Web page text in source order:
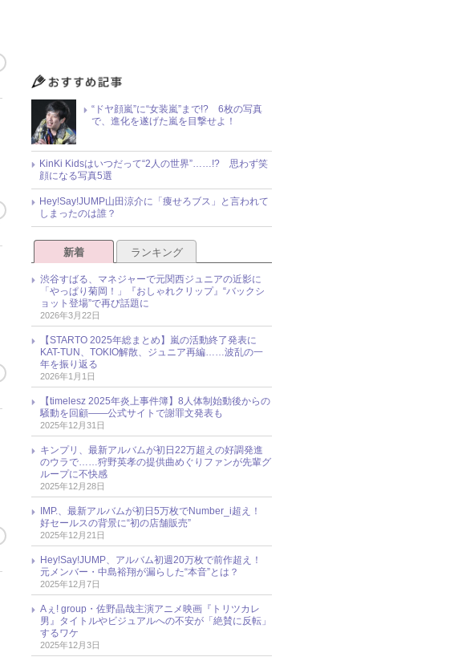
“ドヤ顔嵐”に“女装嵐”まで!? 6枚の写真
で、進化を遂げた嵐を目撃せよ！
KinKi Kidsはいつだって“2人の世界”……!? 思わず笑
顔になる写真5選
Hey!Say!JUMP山田涼介に「痩せろブス」と言われて
しまったのは誰？
新着 ランキング
渋谷すばる、マネジャーで元関西ジュニアの近影に
「やっぱり菊岡！」『おしゃれクリップ』“バックシ
ョット登場”で再び話題に
2026年3月22日
【STARTO 2025年総まとめ】嵐の活動終了発表に
KAT-TUN、TOKIO解散、ジュニア再編……波乱の一
年を振り返る
2026年1月1日
【timelesz 2025年炎上事件簿】8人体制始動後からの
騒動を回顧――公式サイトで謝罪文発表も
2025年12月31日
キンプリ、最新アルバムが初日22万超えの好調発進
のウラで……狩野英孝の提供曲めぐりファンが先輩グ
ループに不快感
2025年12月28日
IMP.、最新アルバムが初日5万枚でNumber_i超え！
好セールスの背景に“初の店舗販売”
2025年12月21日
Hey!Say!JUMP、アルバム初週20万枚で前作超え！
元メンバー・中島裕翔が漏らした“本音”とは？
2025年12月7日
Aぇ! group・佐野晶哉主演アニメ映画『トリツカレ
男』タイトルやビジュアルへの不安が「絶賛に反転」
するワケ
2025年12月3日